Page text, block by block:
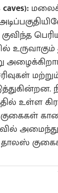
உருவாகும்
உள்ள
தாலஸ்